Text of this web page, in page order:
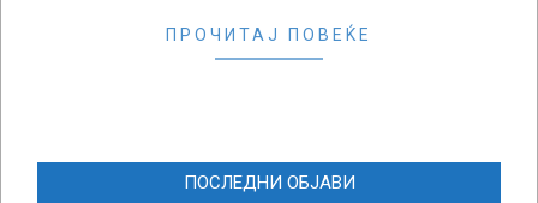
ПРОЧИТАЈ ПОВЕЌЕ
ПОСЛЕДНИ ОБЈАВИ